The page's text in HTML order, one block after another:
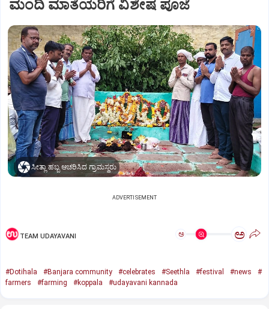
ಮಂದಿ ಮಾತೆಯರಿಗೆ ವಿಶೇಷ ಪೂಜೆ
ಸೀತ್ಲಾ ಹಬ್ಬ ಆಚರಿಸಿದ ಗ್ರಾಮಸ್ಥರು
ADVERTISEMENT
TEAM UDAYAVANI ಅ ಅ
#Dotihala #Banjara community #celebrates #Seethla #festival #news
#
farmers
#farming #koppala #udayavani kannada